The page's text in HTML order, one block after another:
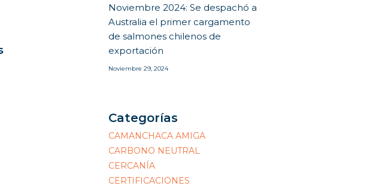
Noviembre 2024: Se despachó a
Australia el primer cargamento
de salmones chilenos de
exportación
Noviembre 29, 2024
Categorías
CAMANCHACA AMIGA
CARBONO NEUTRAL
CERCANÍA
CERTIFICACIONES